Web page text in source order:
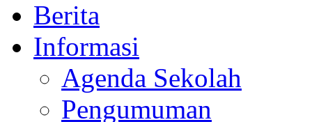
Berita
Informasi
Agenda Sekolah
Pengumuman